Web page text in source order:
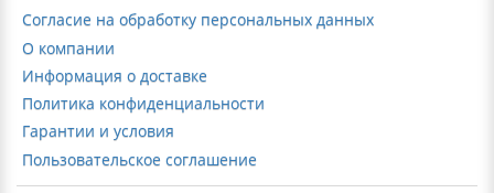
Согласие на обработку персональных данных
О компании
Информация о доставке
Политика конфиденциальности
Гарантии и условия
Пользовательское соглашение